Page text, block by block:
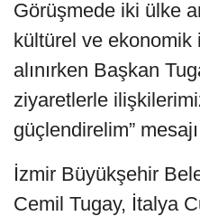
Görüşmede iki ülke
kültürel ve ekonomik
alınırken Başkan
ziyaretlerle
güçlendirelim”
İzmir Büyükşehir
Cemil Tugay, İtalya